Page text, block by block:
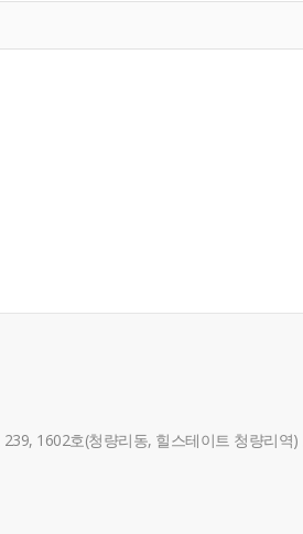
1602호(청량리동, 힐스테이트 청량리역